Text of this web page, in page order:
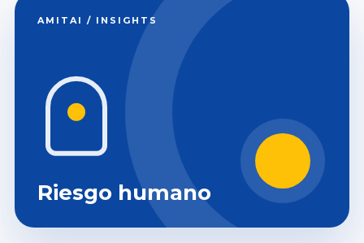
AMITAI / INSIGHTS
Riesgo humano